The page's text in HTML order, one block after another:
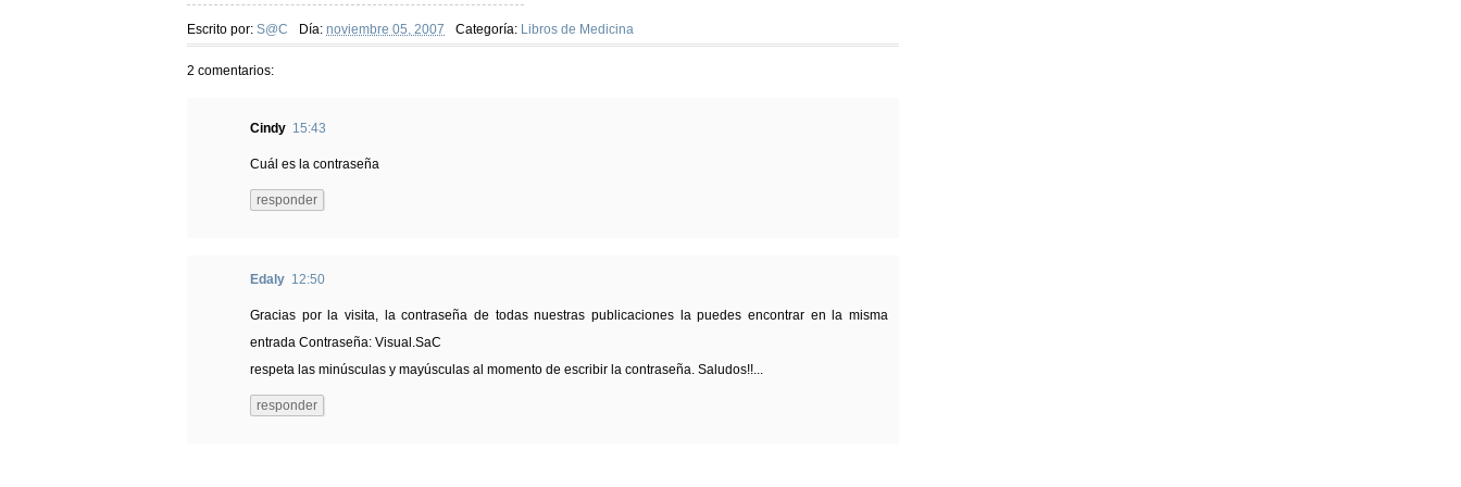
Escrito por: S@C Día: noviembre 05, 2007 Categoría: Libros de Medicina
2 comentarios:
Cindy 15:43
Cuál es la contraseña
responder
Edaly 12:50
Gracias por la visita, la contraseña de todas nuestras publicaciones la puedes encontrar en la misma
entrada Contraseña: Visual.SaC
respeta las minúsculas y mayúsculas al momento de escribir la contraseña. Saludos!!...
responder